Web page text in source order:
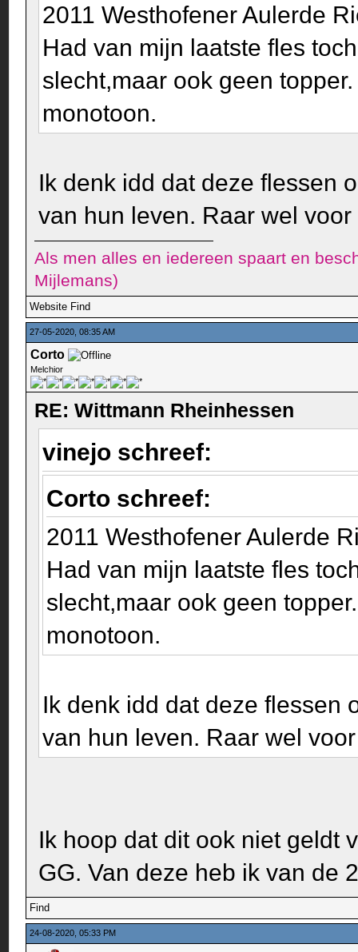
2011 Westhofener Aulerde
Had van mijn laatste fles
slecht,maar ook geen
monotoon.
Ik denk idd dat deze flessen
van hun leven. Raar wel
Als men alles en iedereen spaart en
Mijlemans)
Website Find
27-05-2020, 08:35 AM
Corto
Melchior
RE: Wittmann Rheinhessen
vinejo schreef:
Corto schreef:
2011 Westhofener Aulerde
Had van mijn laatste fles
slecht,maar ook geen
monotoon.
Ik denk idd dat deze flessen
van hun leven. Raar wel
Ik hoop dat dit ook niet geldt
GG. Van deze heb ik van de
Find
24-08-2020, 05:33 PM